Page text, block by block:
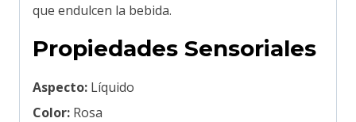
que endulcen la bebida.
Propiedades Sensoriales
Aspecto: Líquido
Color: Rosa